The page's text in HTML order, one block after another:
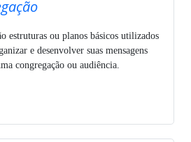
estruturas ou planos básicos utilizados
e desenvolver suas mensagens
congregação ou audiência.